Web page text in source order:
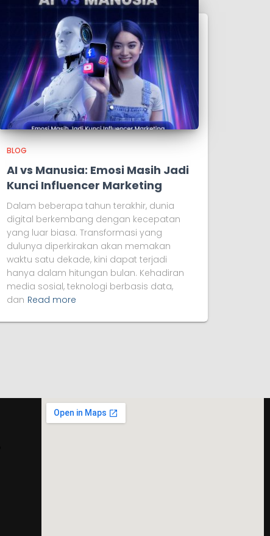
BLOG
AI vs Manusia: Emosi Masih Jadi
Kunci Influencer Marketing
Dalam beberapa tahun terakhir, dunia
digital berkembang dengan kecepatan
yang luar biasa. Transformasi yang
dulunya diperkirakan akan memakan
waktu satu dekade, kini dapat terjadi
hanya dalam hitungan bulan. Kehadiran
media sosial, teknologi berbasis data,
dan Read more